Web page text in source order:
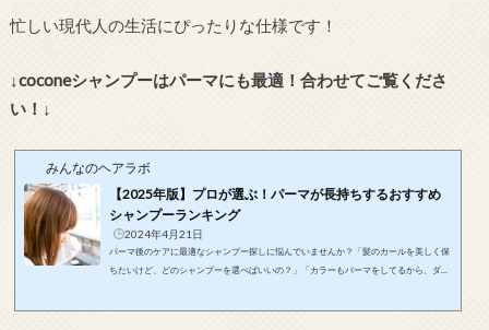
忙しい現代人の生活にぴったりな仕様です！
↓coconeシャンプーはパーマにも最適！合わせてご覧くださ
い！↓
みんなのヘアラボ
【2025年版】プロが選ぶ！パーマが長持ちするおすすめ
シャンプーランキング
2024年4月21日
パーマ後のケアに最適なシャンプー探しに悩んでいませんか？「髪のカールを美しく保
ちたいけど、どのシャンプーを選べばいいの？」「カラーもパーマをしてるから、ダメ